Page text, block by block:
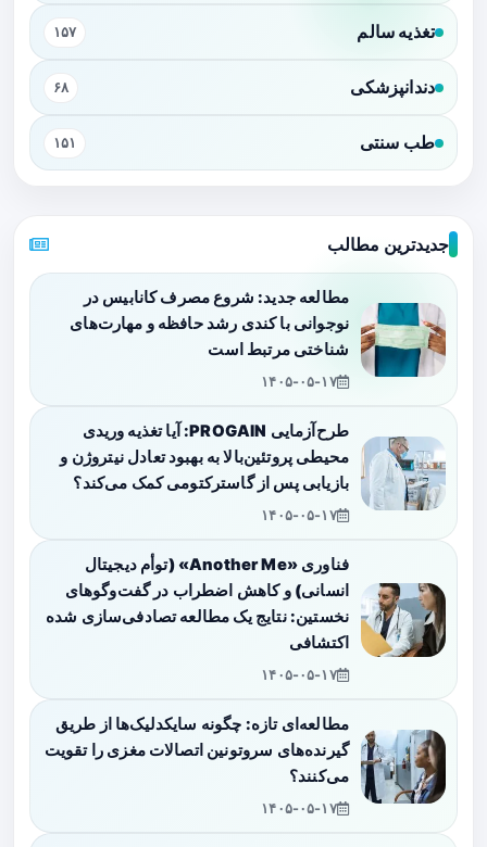
تغذیه سالم ۱۵۷
دندانپزشکی ۶۸
طب سنتی ۱۵۱
جدیدترین مطالب
مطالعه جدید: شروع مصرف کانابیس در
نوجوانی با کندی رشد حافظه و مهارت‌های
شناختی مرتبط است
۱۴۰۵-۰۵-۱۷
طرح‌آزمایی PROGAIN: آیا تغذیه وریدی
محیطی پروتئین‌بالا به بهبود تعادل نیتروژن و
بازیابی پس از گاسترکتومی کمک می‌کند؟
۱۴۰۵-۰۵-۱۷
فناوری «Another Me» (توأم دیجیتال
انسانی) و کاهش اضطراب در گفت‌وگوهای
نخستین: نتایج یک مطالعه تصادفی‌سازی شده
اکتشافی
۱۴۰۵-۰۵-۱۷
مطالعه‌ای تازه: چگونه سایکدلیک‌ها از طریق
گیرنده‌های سروتونین اتصالات مغزی را تقویت
می‌کنند؟
۱۴۰۵-۰۵-۱۷